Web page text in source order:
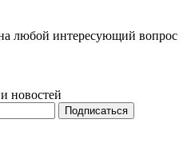
любой интересующий вопрос
новостей
Подписаться